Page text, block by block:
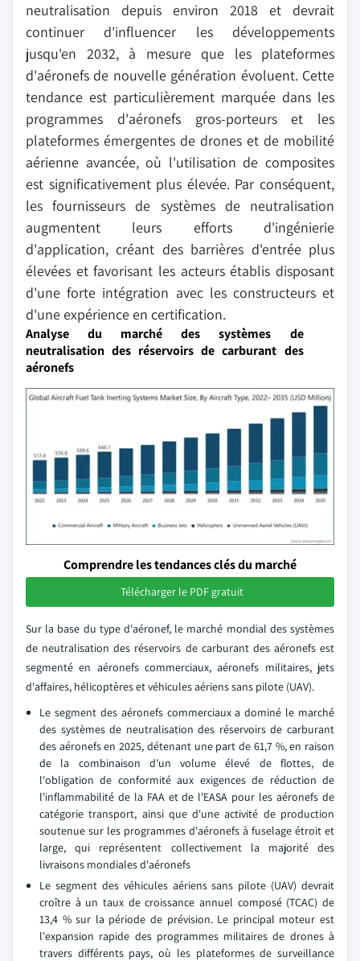
neutralisation depuis environ 2018 et devrait
continuer d'influencer les développements
jusqu'en 2032, à mesure que les plateformes
d'aéronefs de nouvelle génération évoluent. Cette
tendance est particulièrement marquée dans les
programmes d'aéronefs gros-porteurs et les
plateformes émergentes de drones et de mobilité
aérienne avancée, où l'utilisation de composites
est significativement plus élevée. Par conséquent,
les fournisseurs de systèmes de neutralisation
augmentent leurs efforts d'ingénierie
d'application, créant des barrières d'entrée plus
élevées et favorisant les acteurs établis disposant
d'une forte intégration avec les constructeurs et
d'une expérience en certification.
Analyse du marché des systèmes de
neutralisation des réservoirs de carburant des
aéronefs
Comprendre les tendances clés du marché
Télécharger le PDF gratuit
Sur la base du type d'aéronef, le marché mondial des systèmes
de neutralisation des réservoirs de carburant des aéronefs est
segmenté en aéronefs commerciaux, aéronefs militaires, jets
d'affaires, hélicoptères et véhicules aériens sans pilote (UAV).
Le segment des aéronefs commerciaux a dominé le marché
des systèmes de neutralisation des réservoirs de carburant
des aéronefs en 2025, détenant une part de 61,7 %, en raison
de la combinaison d'un volume élevé de flottes, de
l'obligation de conformité aux exigences de réduction de
l'inflammabilité de la FAA et de l'EASA pour les aéronefs de
catégorie transport, ainsi que d'une activité de production
soutenue sur les programmes d'aéronefs à fuselage étroit et
large, qui représentent collectivement la majorité des
livraisons mondiales d'aéronefs
Le segment des véhicules aériens sans pilote (UAV) devrait
croître à un taux de croissance annuel composé (TCAC) de
13,4 % sur la période de prévision. Le principal moteur est
l'expansion rapide des programmes militaires de drones à
travers différents pays, où les plateformes de surveillance